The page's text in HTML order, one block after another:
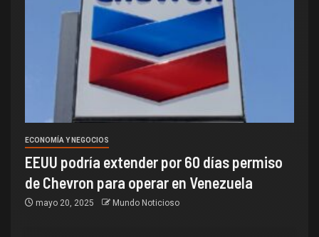
ECONOMÍA Y NEGOCIOS
EEUU podría extender por 60 días permiso
de Chevron para operar en Venezuela
mayo 20, 2025 Mundo Noticioso